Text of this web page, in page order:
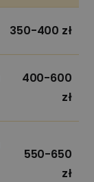
350-400 zł
400-600
zł
550-650
zł